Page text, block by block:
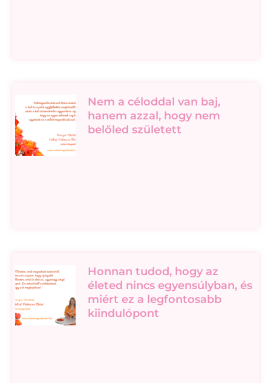
Nem a céloddal van baj,
hanem azzal, hogy nem
belőled született
Honnan tudod, hogy az
életed nincs egyensúlyban, és
miért ez a legfontosabb
kiindulópont